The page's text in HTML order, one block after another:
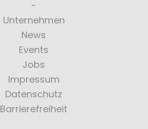
Unternehmen
News
Events
Jobs
Impressum
Datenschutz
Barrierefreiheit